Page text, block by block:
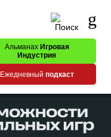
Альманах Игровая
Индустрия
Ежедневный подкаст